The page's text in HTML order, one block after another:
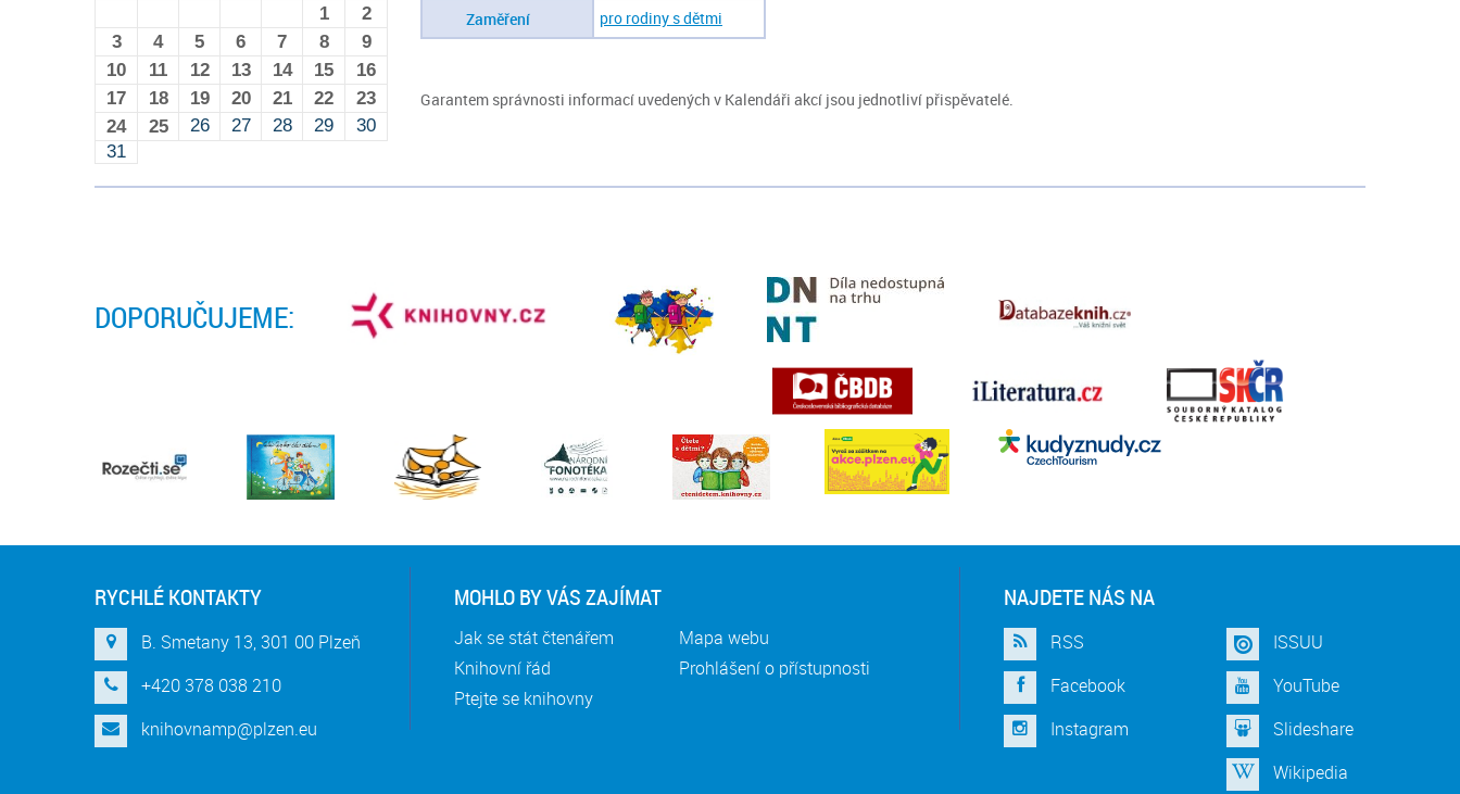
Zaměření
pro rodiny s dětmi
Garantem správnosti informací uvedených v Kalendáři akcí jsou jednotliví přispěvatelé.
1
2
3
4 5 6 7 8
9
10
11 12 13 14 15
16
17
18 19 20 21 22
23
24
25 26 27 28 29
30
31
DOPORUČUJEME:
RYCHLÉ KONTAKTY
B. Smetany 13, 301 00 Plzeň
+420 378 038 210
knihovnamp@plzen.eu
MOHLO BY VÁS ZAJÍMAT
Jak se stát čtenářem
Knihovní řád
Ptejte se knihovny
Mapa webu
Prohlášení o přístupnosti
NAJDETE NÁS NA
RSS
Facebook
Instagram
ISSUU
YouTube
Slideshare
Wikipedia